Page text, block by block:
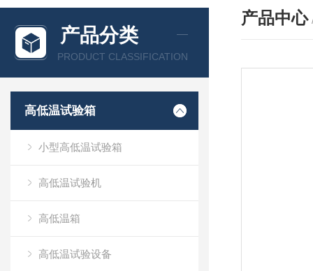
产品分类
PRODUCT CLASSIFICATION
高低温试验箱
小型高低温试验箱
高低温试验机
高低温箱
高低温试验设备
产品中心